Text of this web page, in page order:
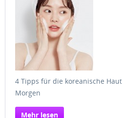
4 Tipps für die koreanische
Morgen
Mehr lesen